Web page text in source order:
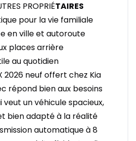
PROPRIÉTAIRES
pour la vie familiale
en ville et autoroute
places arrière
au quotidien
2026 neuf offert chez Kia
répond bien aux besoins
un véhicule spacieux,
bien adapté à la réalité
automatique à 8